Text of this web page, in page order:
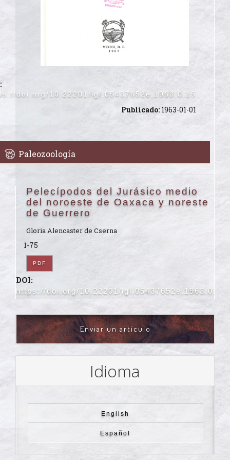
doi.org/10.22201/igl.05437652e.1963.0.15
Publicado: 1963-01-01
Paleozoología
Pelecípodos del Jurásico medio
del noroeste de Oaxaca y noreste
de Guerrero
Gloria Alencaster de Cserna
1-75
PDF
DOI:
https://doi.org/10.22201/
ENVIAR
UN
ARTÍCULO
Enviar un artículo
Idioma
English
Español